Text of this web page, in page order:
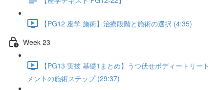
【PG12 座学 施術】治療段階と施術の選択 (4:35)
Week 23
【PG13 実技 基礎1まとめ】うつ伏せボディートリート
メントの施術ステップ (29:37)